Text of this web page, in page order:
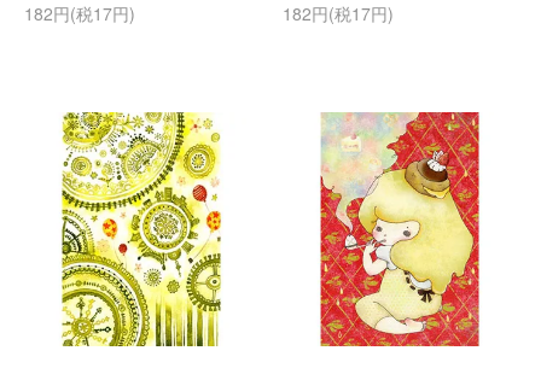
182円(税17円)
182円(税17円)